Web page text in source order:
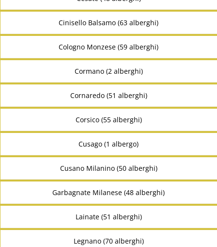
Cinisello Balsamo (63 alberghi)
Cologno Monzese (59 alberghi)
Cormano (2 alberghi)
Cornaredo (51 alberghi)
Corsico (55 alberghi)
Cusago (1 albergo)
Cusano Milanino (50 alberghi)
Garbagnate Milanese (48 alberghi)
Lainate (51 alberghi)
Legnano (70 alberghi)